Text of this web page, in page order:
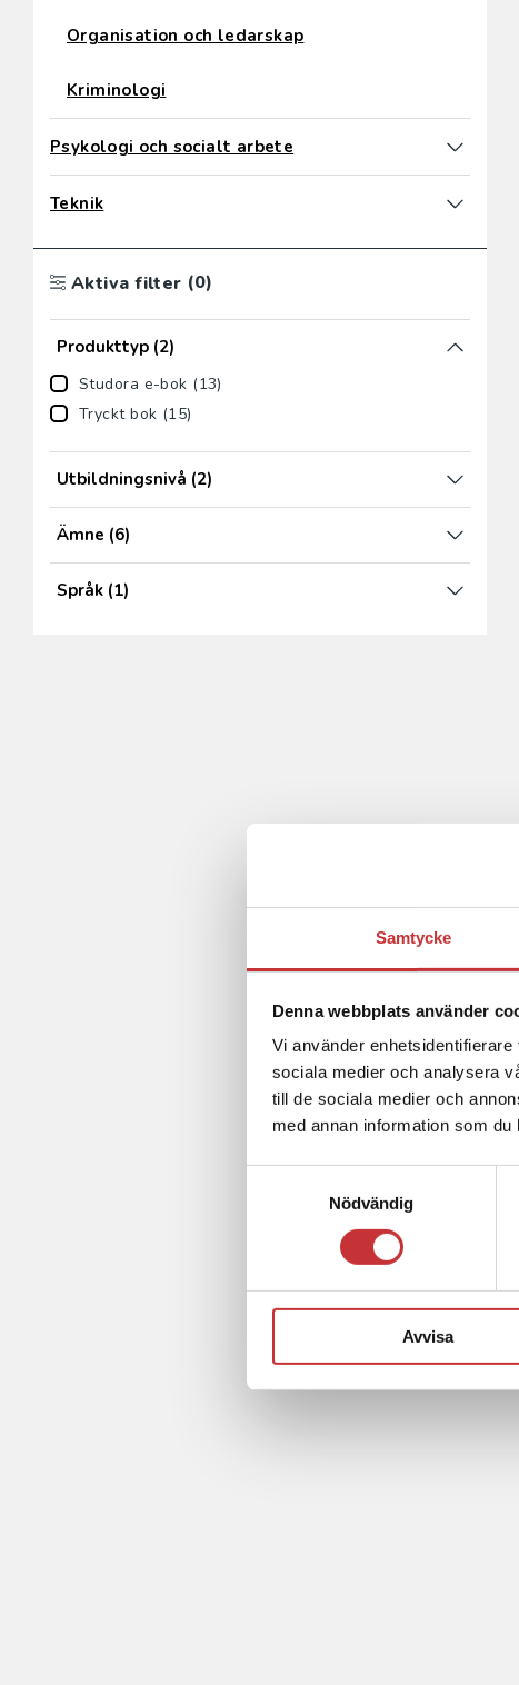
Samtycke
Denna webbplats använder
Vi använder
sociala medier och analysera
till de sociala medier och
med annan information som
Nödvändig
Avvisa
Organisation och ledarskap
Kriminologi
Psykologi och socialt arbete
Teknik
Aktiva filter (0)
Produkttyp (2)
Studora e-bok (13)
Tryckt bok (15)
Utbildningsnivå (2)
Ämne (6)
Språk (1)